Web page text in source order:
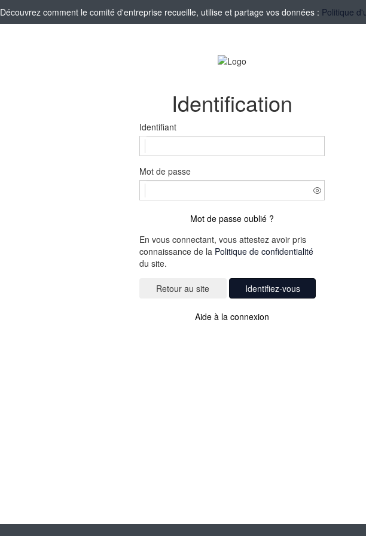
Découvrez comment le comité d'entreprise recueille, utilise et partage vos données : Politique
Identification
Identifiant
Mot de passe
Mot de passe oublié ?
En vous connectant, vous attestez avoir pris
connaissance de la Politique de confidentialité
du site.
Identifiez-vous
Aide à la connexion